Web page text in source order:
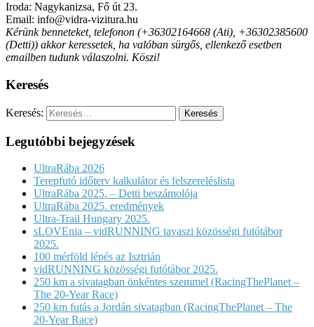
Iroda: Nagykanizsa, Fő út 23.
Email: info@vidra-vizitura.hu
Kérünk benneteket, telefonon (+36302164668 (Ati), +36302385600
(Detti)) akkor keressetek, ha valóban sürgős, ellenkező esetben
emailben tudunk válaszolni. Köszi!
Keresés
Keresés:
Legutóbbi bejegyzések
UltraRába 2026
Terepfutó időterv kalkulátor és felszereléslista
UltraRába 2025. – Detti beszámolója
UltraRába 2025. eredmények
Ultra-Trail Hungary 2025.
sLOVEnia – vidRUNNING tavaszi közösségi futótábor
2025.
100 mérföld lépés az Isztrián
vidRUNNING közösségi futótábor 2025.
250 km a sivatagban önkéntes szemmel (RacingThePlanet –
The 20-Year Race)
250 km futás a Jordán sivatagban (RacingThePlanet – The
20-Year Race)